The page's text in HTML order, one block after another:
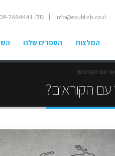
info@epublish.co.il | טל: 09-7684441
המלצות הספרים שלנו
עם הקוראים?
הקוראים?